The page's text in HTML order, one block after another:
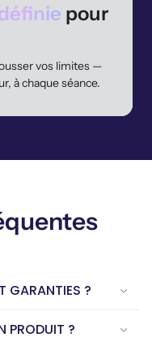
pour
vos limites —
à chaque séance.
GARANTIES ?
PRODUIT ?